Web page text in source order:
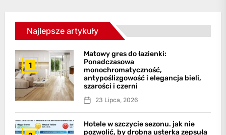
Najlepsze artykuły
1
Matowy gres do łazienki:
Ponadczasowa
monochromatyczność,
antypoślizgowość i elegancja bieli,
szarości i czerni
23 Lipca, 2026
Hotele w szczycie sezonu. jak nie
pozwolić, by drobna usterka zepsuła